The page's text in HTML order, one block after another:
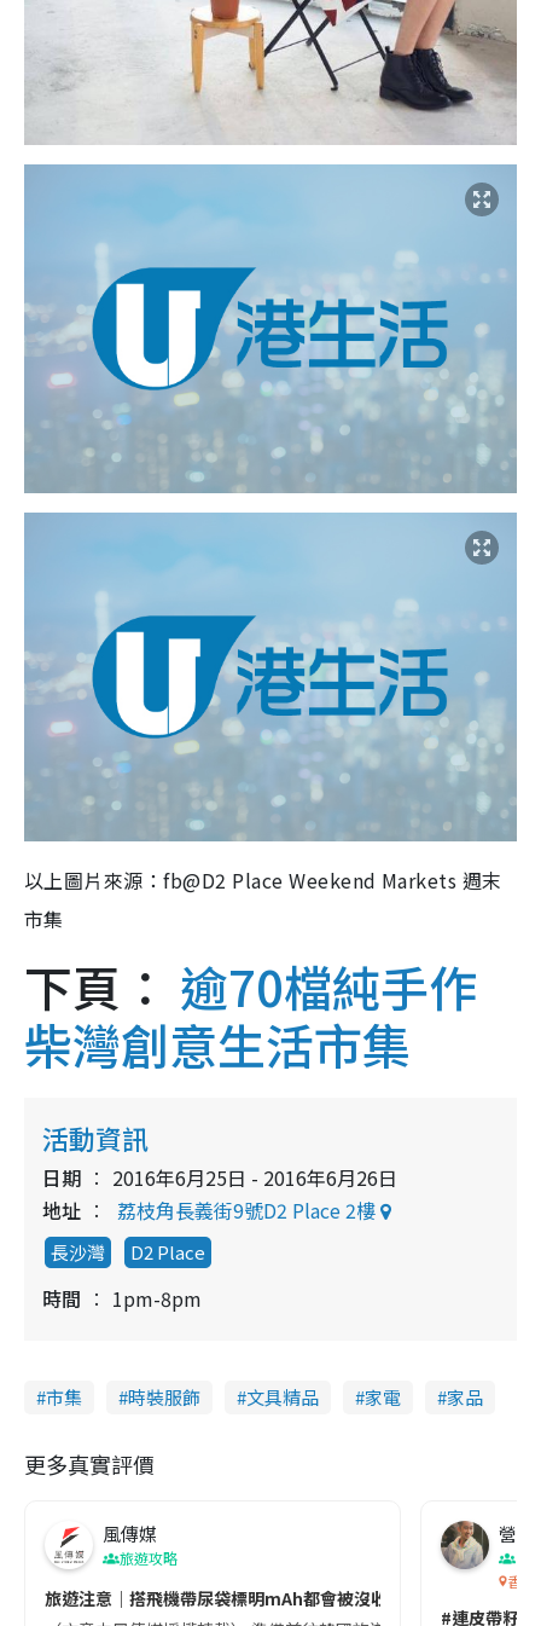
以上圖片來源：fb@D2 Place Weekend Markets 週末
市集
下頁： 逾70檔純手作
柴灣創意生活市集
活動資訊
日期
2016年6月25日 - 2016年6月26日
地址
荔枝角長義街9號D2 Place 2樓
長沙灣 D2 Place
時間 1pm-8pm
市集 時裝服飾 文具精品 家電 家品
更多真實評價
風傳媒
旅遊攻略
旅遊注意｜搭飛機帶尿袋標明mAh都會被沒收😱出發前切記檢查
營養
香港
#連皮帶籽